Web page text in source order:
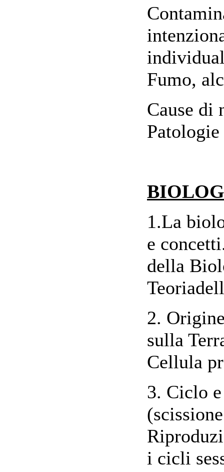
Fumo,
Cause di
1.La
e
della
2.
sulla
Cellula
3. Ciclo
i cicli